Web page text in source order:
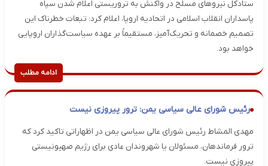
ستادکل نیروهای مسلح در واکنش به تروریستی اعلام شدن سپاه
پاسداران انقلاب اسلامی در اتحادیه اروپا، اعلام کرد: تبعات خطرناک این
تصمیم خصمانه و تحریک‌آمیز، مستقیماً بر عهده سیاست‌گذاران اروپایی
خواهد بود.
ادامه مطلب
رئیس شورای عالی سیاسی یمن: ترور پیروزی نیست
مهدی المشاط رئیس شورای عالی سیاسی یمن در اظهاراتی تاکید کرد که
ترور فرماندهان، مسئولان یا شهروندان عادی برای رژیم صهیونیستی
پیروزی نیست.